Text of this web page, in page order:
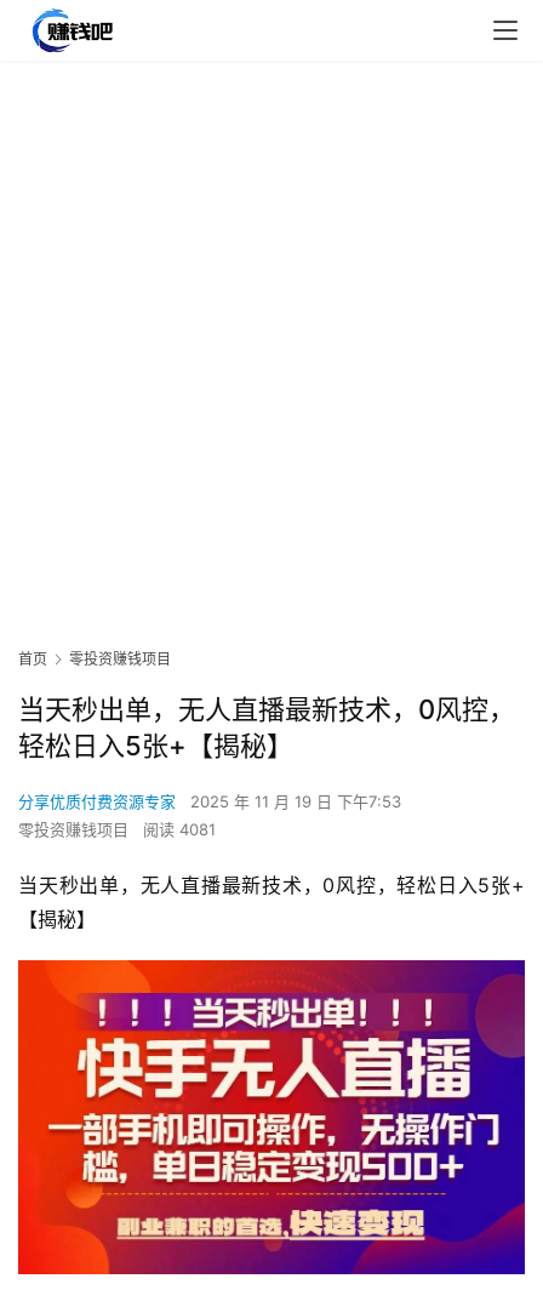
首页 零投资赚钱项目
当天秒出单，无人直播最新技术，0风控，
轻松日入5张+【揭秘】
分享优质付费资源专家
2025 年 11 月 19 日 下午7:53
零投资赚钱项目
阅读 4081
当天秒出单，无人直播最新技术，0风控，轻松日入5张+
【揭秘】